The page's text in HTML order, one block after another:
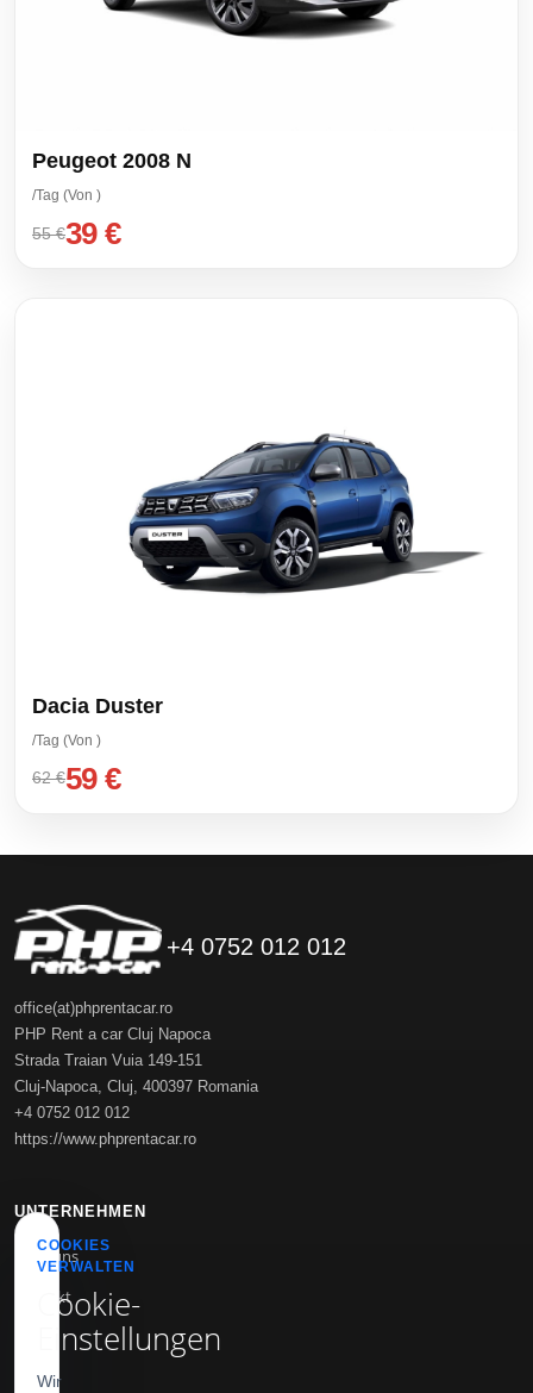
Peugeot 2008 N
/Tag (Von )
55 €39 €
Dacia Duster
/Tag (Von )
62 €59 €
+4 0752 012 012
office(at)phprentacar.ro
PHP Rent a car Cluj Napoca
Strada Traian Vuia 149-151
Cluj-Napoca Cluj 400397 Romania
+4 0752 012 012
https://www.phprentacar.ro
UNTERNEHMEN
Über uns
Kontakt
COOKIES
VERWALTEN
Cookie-
Einstellungen
Wir